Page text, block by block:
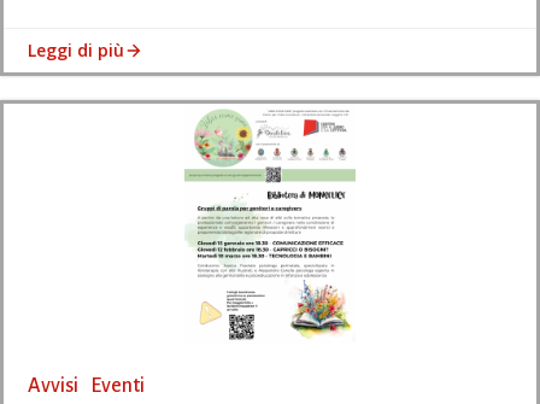
Leggi di più
Avvisi Eventi